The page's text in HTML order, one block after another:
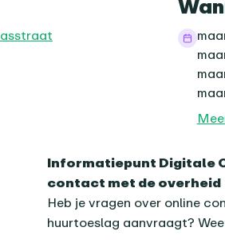
agenda-
Informatiepunt Digitale
contact met de overheid
Heb je vragen over online
huurtoeslag aanvraagt?